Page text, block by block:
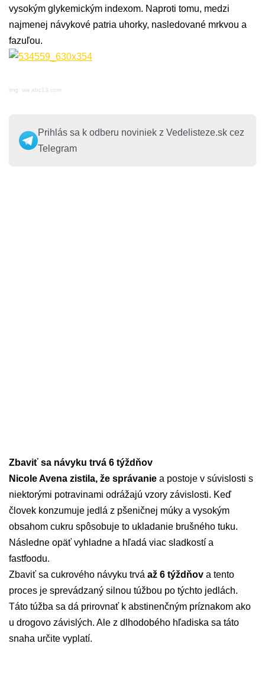
vysokým glykemickým indexom. Naproti tomu, medzi
najmenej návykové patria uhorky, nasledované mrkvou a
fazuľou.
img: via abc13.com
Prihlás sa k odberu noviniek z Vedelisteze.sk cez
Telegram
Zbaviť sa návyku trvá 6 týždňov
Nicole Avena zistila, že správanie a postoje v súvislosti s
niektorými potravinami odrážajú vzory závislosti. Keď
človek konzumuje jedlá z pšeničnej múky a vysokým
obsahom cukru spôsobuje to ukladanie brušného tuku.
Následne opäť vyhladne a hľadá viac sladkostí a
fastfoodu.
Zbaviť sa cukrového návyku trvá až 6 týždňov a tento
proces je sprevádzaný silnou túžbou po týchto jedlách.
Táto túžba sa dá prirovnať k abstinenčným príznakom ako
u drogovo závislých. Ale z dlhodobého hľadiska sa táto
snaha určite vyplatí.